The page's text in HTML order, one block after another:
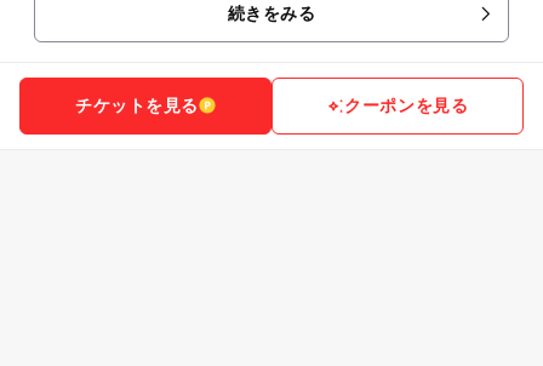
続きをみる
チケットを見る クーポンを見る